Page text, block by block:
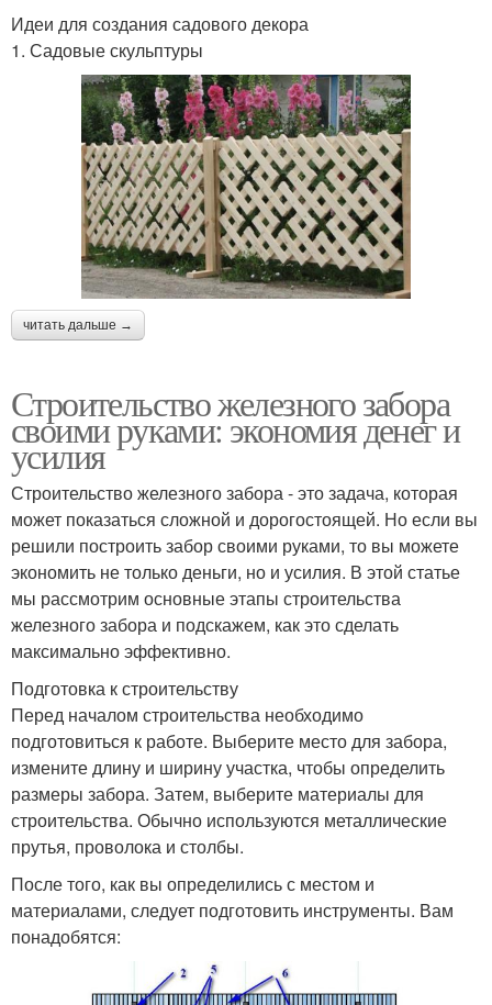
Идеи для создания садового декора
1. Садовые скульптуры
читать дальше →
Строительство железного забора
своими руками: экономия денег и
усилия
Строительство железного забора - это задача, которая
может показаться сложной и дорогостоящей. Но если вы
решили построить забор своими руками, то вы можете
экономить не только деньги, но и усилия. В этой статье
мы рассмотрим основные этапы строительства
железного забора и подскажем, как это сделать
максимально эффективно.
Подготовка к строительству
Перед началом строительства необходимо
подготовиться к работе. Выберите место для забора,
измените длину и ширину участка, чтобы определить
размеры забора. Затем, выберите материалы для
строительства. Обычно используются металлические
прутья, проволока и столбы.
После того, как вы определились с местом и
материалами, следует подготовить инструменты. Вам
понадобятся: